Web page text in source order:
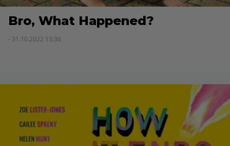
Bro, What Happened?
- 31.10.2022 13:36